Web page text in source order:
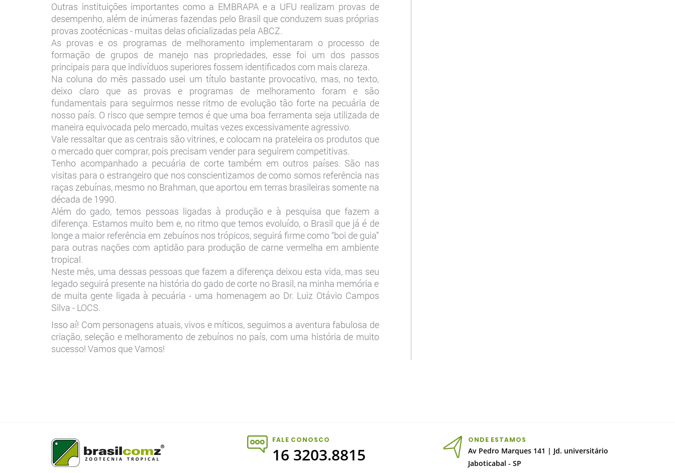
Outras instituições importantes como a EMBRAPA e a UFU realizam provas de
desempenho, além de inúmeras fazendas pelo Brasil que conduzem suas próprias
provas zootécnicas - muitas delas oficializadas pela ABCZ.
As provas e os programas de melhoramento implementaram o processo de
formação de grupos de manejo nas propriedades, esse foi um dos passos
principais para que indivíduos superiores fossem identificados com mais clareza.
Na coluna do mês passado usei um título bastante provocativo, mas, no texto,
deixo claro que as provas e programas de melhoramento foram e são
fundamentais para seguirmos nesse ritmo de evolução tão forte na pecuária de
nosso país. O risco que sempre temos é que uma boa ferramenta seja utilizada de
maneira equivocada pelo mercado, muitas vezes excessivamente agressivo.
Vale ressaltar que as centrais são vitrines, e colocam na prateleira os produtos que
o mercado quer comprar, pois precisam vender para seguirem competitivas.
Tenho acompanhado a pecuária de corte também em outros países. São nas
visitas para o estrangeiro que nos conscientizamos de como somos referência nas
raças zebuínas, mesmo no Brahman, que aportou em terras brasileiras somente na
década de 1990.
Além do gado, temos pessoas ligadas à produção e à pesquisa que fazem a
diferença. Estamos muito bem e, no ritmo que temos evoluído, o Brasil que já é de
longe a maior referência em zebuínos nos trópicos, seguirá firme como “boi de guia”
para outras nações com aptidão para produção de carne vermelha em ambiente
tropical.
Neste mês, uma dessas pessoas que fazem a diferença deixou esta vida, mas seu
legado seguirá presente na história do gado de corte no Brasil, na minha memória e
de muita gente ligada à pecuária - uma homenagem ao Dr. Luiz Otávio Campos
Silva - LOCS.
Isso aí! Com personagens atuais, vivos e míticos, seguimos a aventura fabulosa de
criação, seleção e melhoramento de zebuínos no país, com uma história de muito
sucesso! Vamos que Vamos!
FALE CONOSCO
16 3203.8815
ONDE ESTAMOS
Av Pedro Marques 141 | Jd. universitário
Jaboticabal - SP